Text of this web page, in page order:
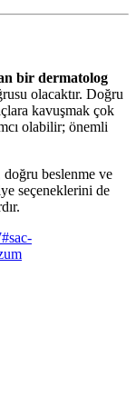
bir dermatolog
olacaktır. Doğru
kavuşmak çok
olabilir; önemli
doğru beslenme ve
seçeneklerini de
#sac-